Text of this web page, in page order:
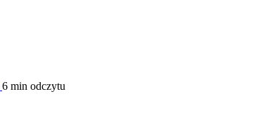
6 min odczytu